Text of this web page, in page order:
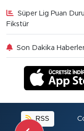
Süper Lig Puan
Fikstür
Son Dakika
RSS